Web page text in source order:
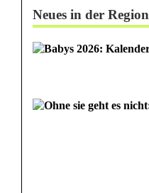
Neues in der Region